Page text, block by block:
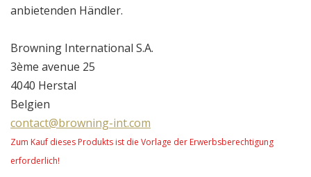
anbietenden Händler.
Browning International S.A.
3ème avenue 25
4040 Herstal
Belgien
contact@browning-int.com
Zum Kauf dieses Produkts ist die Vorlage der Erwerbsberechtigung
erforderlich!